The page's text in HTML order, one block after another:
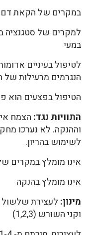
במקרים של הקאת דם
למקרים של סטגנציה
במעי
לטיפול בעיניים
הנגרמים מרעילות של
הטיפול בפצעים הוא
התוויות נגד: הצמח
וההנקה. לא נערכו
לשימוש בהריון.
אינו מומלץ במקרים
אינו מומלץ בהנקה
מינון:
וקני השורש (1,2,3)